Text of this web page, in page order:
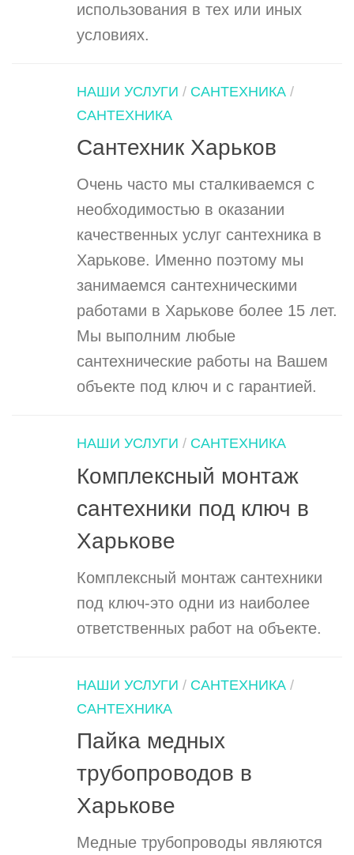
использования в тех или иных
условиях.
НАШИ УСЛУГИ / САНТЕХНИКА /
САНТЕХНИКА
Сантехник Харьков
Очень часто мы сталкиваемся с
необходимостью в оказании
качественных услуг сантехника в
Харькове. Именно поэтому мы
занимаемся сантехническими
работами в Харькове более 15 лет.
Мы выполним любые
сантехнические работы на Вашем
объекте под ключ и с гарантией.
НАШИ УСЛУГИ / САНТЕХНИКА
Комплексный монтаж
сантехники под ключ в
Харькове
Комплексный монтаж сантехники
под ключ-это одни из наиболее
ответственных работ на объекте.
НАШИ УСЛУГИ / САНТЕХНИКА /
САНТЕХНИКА
Пайка медных
трубопроводов в
Харькове
Медные трубопроводы являются